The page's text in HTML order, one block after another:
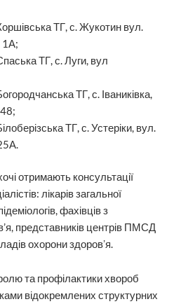
ТГ, с. Жукотин вул.
1А;
ТГ, с. Луги, вул
ТГ, с. Іваниківка,
ТГ, с. Устеріки, вул.
отримають консультації
лікарів загальної
фахівців з
представників центрів ПМСД
охорони здоровʼя.
та профілактики хвороб
відокремлених структурних